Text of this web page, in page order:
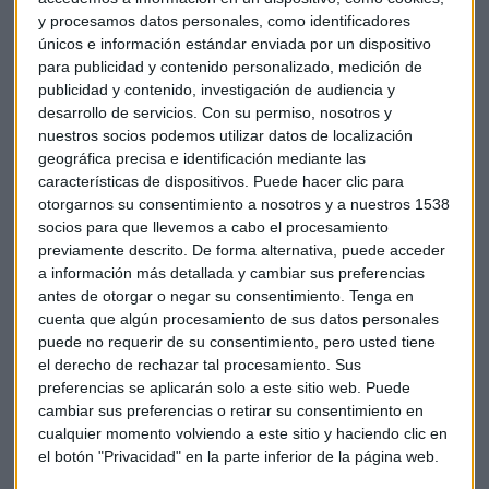
y procesamos datos personales, como identificadores
únicos e información estándar enviada por un dispositivo
para publicidad y contenido personalizado, medición de
publicidad y contenido, investigación de audiencia y
desarrollo de servicios. Con su permiso, nosotros y
nuestros socios podemos utilizar datos de localización
geográfica precisa e identificación mediante las
características de dispositivos. Puede hacer clic para
otorgarnos su consentimiento a nosotros y a nuestros 1538
socios para que llevemos a cabo el procesamiento
previamente descrito. De forma alternativa, puede acceder
a información más detallada y cambiar sus preferencias
antes de otorgar o negar su consentimiento. Tenga en
cuenta que algún procesamiento de sus datos personales
puede no requerir de su consentimiento, pero usted tiene
el derecho de rechazar tal procesamiento. Sus
preferencias se aplicarán solo a este sitio web. Puede
cambiar sus preferencias o retirar su consentimiento en
cualquier momento volviendo a este sitio y haciendo clic en
el botón "Privacidad" en la parte inferior de la página web.
España , la operadora ha conseguido unos ingresos por
servicios de 1.596 millones de libras en el primer semestre
fiscal, sin incluir la compra de ONO. Esta cifra supone una
caída del 12,4% respecto al mismo periodo de un año antes.
Los ingresos por servicio móvil han bajado un 14,8% debido
a la bajada de los precios y la fuerte competencia en el
sector.
La integración de Vodafone España y Ono continúa
progresando, asegura la compañía.
Vodafone ha conseguido reducir su deuda neta en el periodo
abril-septiembre un 8,8% hasta los 21.832 millones.
empresaalemanaDeutsche Telekomtambién superó
previsiones la semana pasada gracias a que su división en
Europa mejoró por primera vez en más de dos años y lo